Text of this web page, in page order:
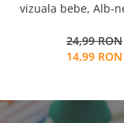
vizuala bebe, Alb-
24,99 RON
14,99 RON